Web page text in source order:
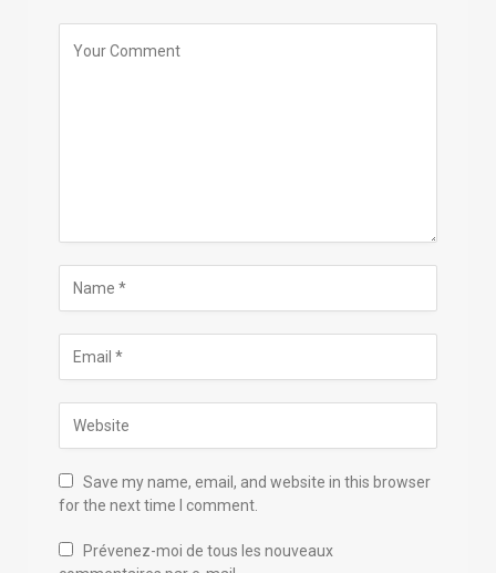
Save my name, email, and website in this browser
for the next time I comment.
Prévenez-moi de tous les nouveaux